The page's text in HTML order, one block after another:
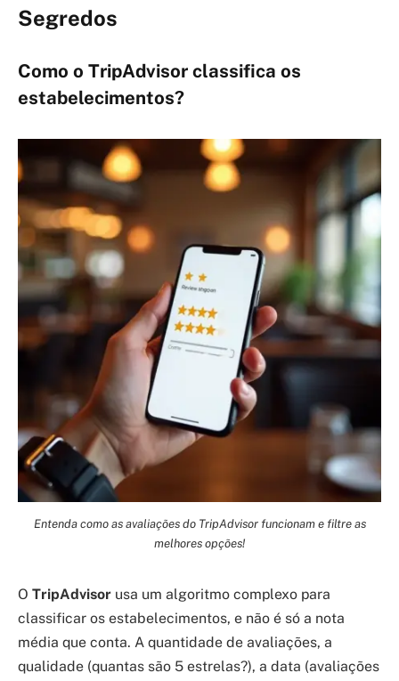
Segredos
Como o TripAdvisor classifica os
estabelecimentos?
Entenda como as avaliações do TripAdvisor funcionam e filtre as
melhores opções!
O TripAdvisor usa um algoritmo complexo para
classificar os estabelecimentos, e não é só a nota
média que conta. A quantidade de avaliações, a
qualidade (quantas são 5 estrelas?), a data (avaliações